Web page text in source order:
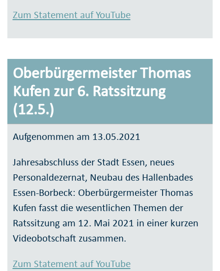
Zum Statement auf YouTube
Oberbürgermeister Thomas
Kufen zur 6. Ratssitzung
(12.5.)
Aufgenommen am 13.05.2021
Jahresabschluss der Stadt Essen, neues
Personaldezernat, Neubau des Hallenbades
Essen-Borbeck: Oberbürgermeister Thomas
Kufen fasst die wesentlichen Themen der
Ratssitzung am 12. Mai 2021 in einer kurzen
Videobotschaft zusammen.
Zum Statement auf YouTube